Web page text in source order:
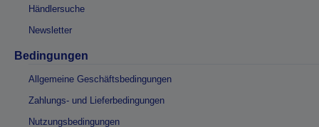
Händlersuche
Newsletter
Bedingungen
Allgemeine Geschäftsbedingungen
Zahlungs- und Lieferbedingungen
Nutzungsbedingungen